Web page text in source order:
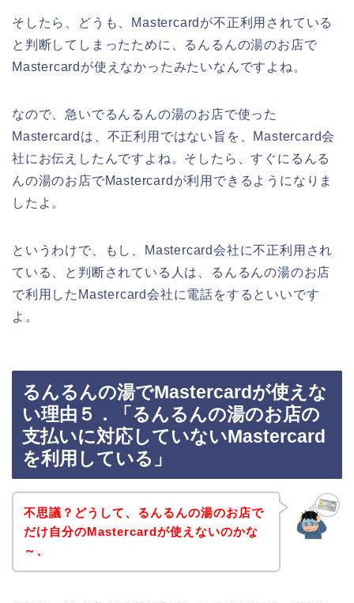
そしたら、どうも、Mastercardが不正利用されている
と判断してしまったために、るんるんの湯のお店で
Mastercardが使えなかったみたいなんですよね。
なので、急いでるんるんの湯のお店で使った
Mastercardは、不正利用ではない旨を、Mastercard会
社にお伝えしたんですよね。そしたら、すぐにるんる
んの湯のお店でMastercardが利用できるようになりま
したよ。
というわけで、もし、Mastercard会社に不正利用され
ている、と判断されている人は、るんるんの湯のお店
で利用したMastercard会社に電話をするといいです
よ。
るんるんの湯でMastercardが使えな
い理由５．「るんるんの湯のお店の
支払いに対応していないMastercard
を利用している」
不思議？どうして、るんるんの湯のお店で
だけ自分のMastercardが使えないのかな
～、